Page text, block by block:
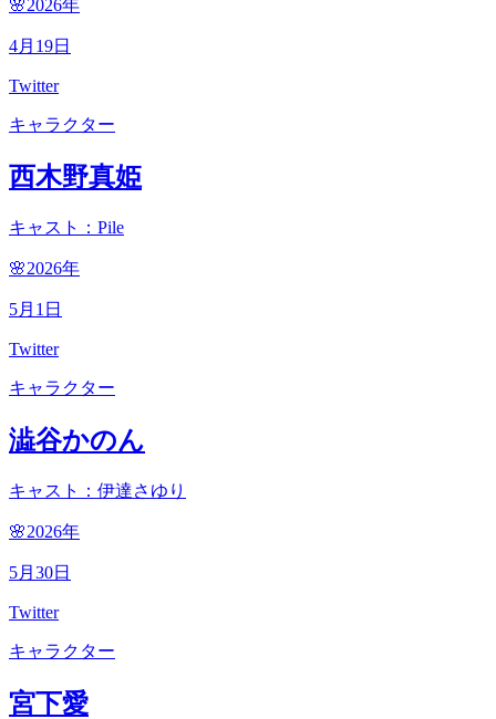
🌸2026年
4月 19日
Twitter
キャラクター
西木野真姫
キャスト：Pile
🌸2026年
5月 1 日
Twitter
キャラクター
澁谷かのん
キャスト：伊達さゆり
🌸2026年
5月 30日
Twitter
キャラクター
宮下愛